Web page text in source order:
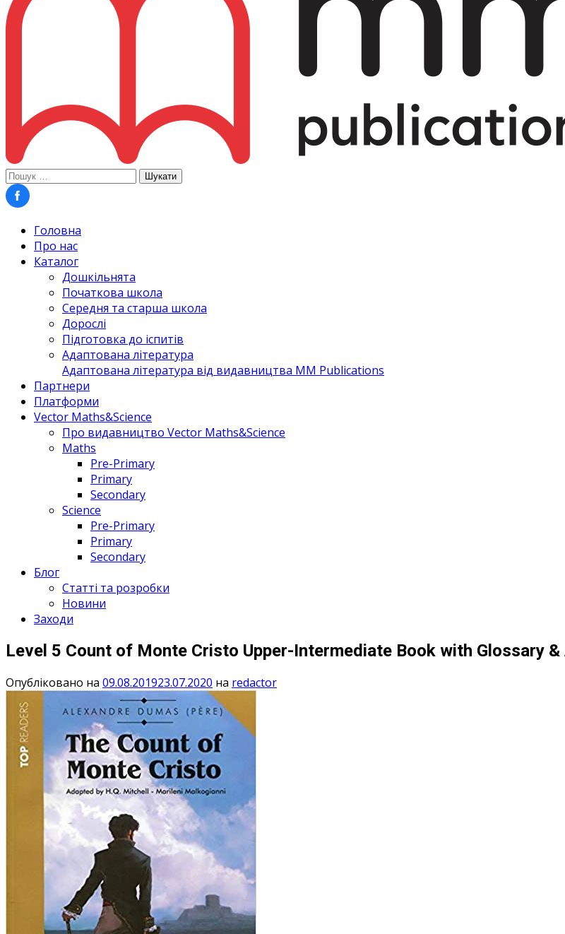
Пошук:
Головна
Про нас
Каталог
Дошкільнята
Початкова школа
Середня та старша школа
Дорослі
Підготовка до іспитів
Адаптована література
Адаптована література від видавництва MM Publications
Партнери
Платформи
Vector Maths&Science
Про видавництво Vector Maths&Science
Maths
Pre-Primary
Primary
Secondary
Science
Pre-Primary
Primary
Secondary
Блог
Статті та розробки
Новини
Заходи
Level 5 Count of Monte Cristo Upper-Intermediate Book with Glossary &
Опубліковано на 09.08.201923.07.2020 на redactor